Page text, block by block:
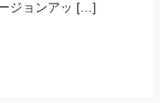
ジョンアッ […]